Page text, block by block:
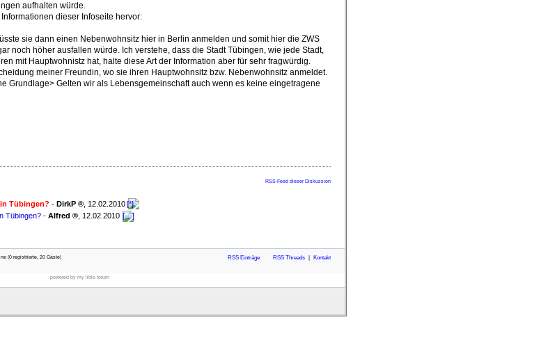
aufhalten würde.
dieser Infoseite hervor:
sie dann einen Nebenwohnsitz hier in Berlin anmelden und somit hier die ZWS
noch höher ausfallen würde. Ich verstehe, dass die Stadt Tübingen, wie jede Stadt,
mit Hauptwohnistz hat, halte diese Art der Information aber für sehr fragwürdig.
meiner Freundin, wo sie ihren Hauptwohnsitz bzw. Nebenwohnsitz anmeldet.
Grundlage> Gelten wir als Lebensgemeinschaft auch wenn es keine eingetragene
RSS-Feed dieser Diskussion
Tübingen? - DirkP , 12.02.2010
Tübingen?- Alfred , 12.02.2010
(0 registrierte, 20 Gäste)
RSS Einträge RSS Threads Kontakt
powered by my little forum